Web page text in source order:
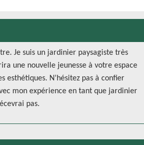
Je suis un jardinier paysagiste très
une nouvelle jeunesse à votre espace
esthétiques. N’hésitez pas à confier
mon expérience en tant que jardinier
pas.